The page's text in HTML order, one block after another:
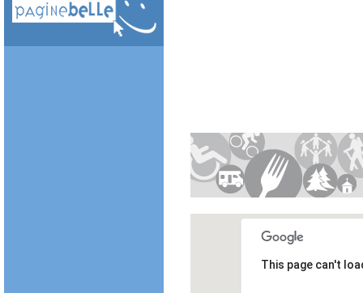
This page can't